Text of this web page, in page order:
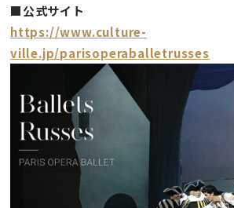
■公式サイト
https://www.culture-
ville.jp/parisoperaballetrusses